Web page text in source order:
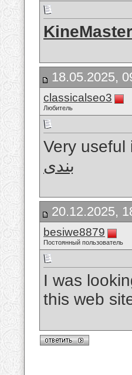
18.05.2025,
classicalseo3
Любитель
Very
بندی
20.12.2025,
besiwe8879
Постоянный пользователь
I was
this web